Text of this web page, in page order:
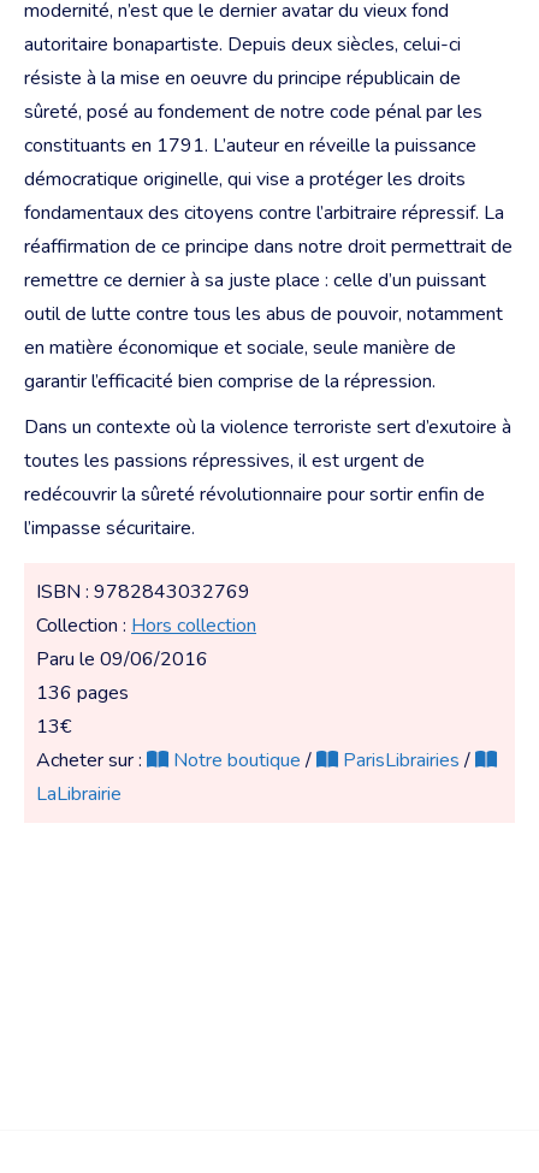
modernité, n’est que le dernier avatar du vieux fond
autoritaire bonapartiste. Depuis deux siècles, celui-ci
résiste à la mise en oeuvre du principe républicain de
sûreté, posé au fondement de notre code pénal par les
constituants en 1791. L’auteur en réveille la puissance
démocratique originelle, qui vise a protéger les droits
fondamentaux des citoyens contre l’arbitraire répressif. La
réaffirmation de ce principe dans notre droit permettrait de
remettre ce dernier à sa juste place : celle d’un puissant
outil de lutte contre tous les abus de pouvoir, notamment
en matière économique et sociale, seule manière de
garantir l’efficacité bien comprise de la répression.
Dans un contexte où la violence terroriste sert d’exutoire à
toutes les passions répressives, il est urgent de
redécouvrir la sûreté révolutionnaire pour sortir enfin de
l’impasse sécuritaire.
ISBN : 9782843032769
Collection : Hors collection
Paru le 09/06/2016
136 pages
13€
Acheter sur :
Notre boutique/ ParisLibrairies/
LaLibrairie